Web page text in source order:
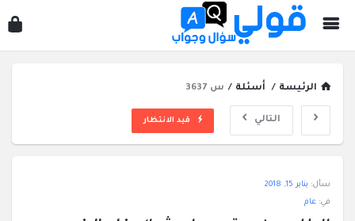
الرئيسة / أسئلة / س 3637
التالي قيد الانتظار
سؤال
وجواب
سأل: يناير 15, 2018
في: عام